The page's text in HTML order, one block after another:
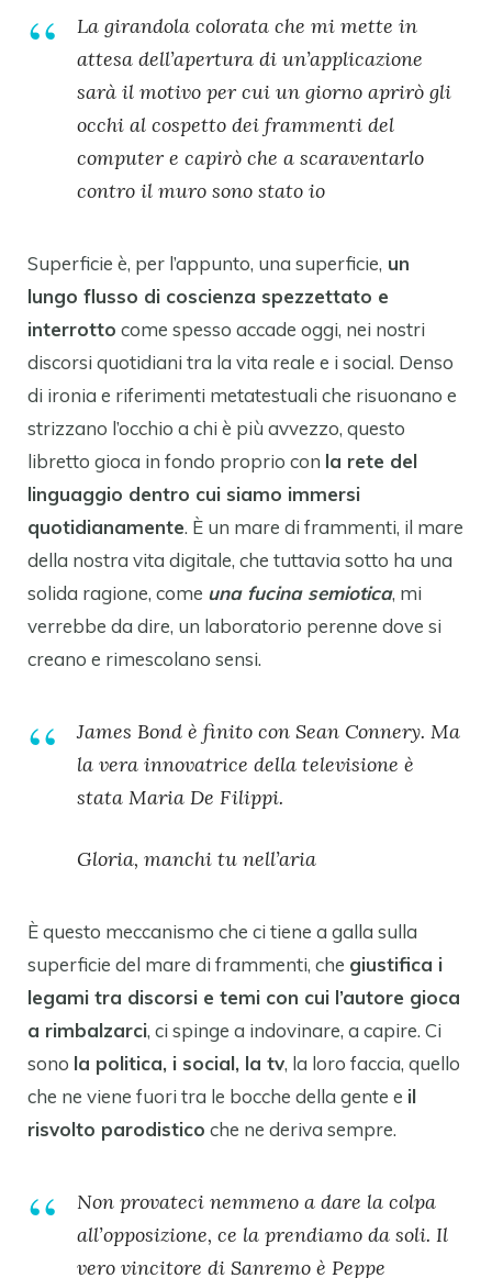
La girandola colorata che mi mette in
attesa dell’apertura di un’applicazione
sarà il motivo per cui un giorno aprirò gli
occhi al cospetto dei frammenti del
computer e capirò che a scaraventarlo
contro il muro sono stato io
Superficie è, per l’appunto, una superficie, un
lungo flusso di coscienza spezzettato e
interrotto come spesso accade oggi, nei nostri
discorsi quotidiani tra la vita reale e i social. Denso
di ironia e riferimenti metatestuali che risuonano e
strizzano l’occhio a chi è più avvezzo, questo
libretto gioca in fondo proprio con la rete del
linguaggio dentro cui siamo immersi
quotidianamente. È un mare di frammenti, il mare
della nostra vita digitale, che tuttavia sotto ha una
solida ragione, come una fucina semiotica, mi
verrebbe da dire, un laboratorio perenne dove si
creano e rimescolano sensi.
James Bond è finito con Sean Connery. Ma
la vera innovatrice della televisione è
stata Maria De Filippi.
Gloria, manchi tu nell’aria
È questo meccanismo che ci tiene a galla sulla
superficie del mare di frammenti, che giustifica i
legami tra discorsi e temi con cui l’autore gioca
a rimbalzarci, ci spinge a indovinare, a capire. Ci
sono la politica, i social, la tv, la loro faccia, quello
che ne viene fuori tra le bocche della gente e il
risvolto parodistico che ne deriva sempre.
Non provateci nemmeno a dare la colpa
all’opposizione, ce la prendiamo da soli. Il
vero vincitore di Sanremo è Peppe